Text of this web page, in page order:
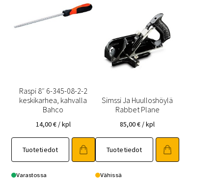
Raspi 8″ 6-345-08-2-2
keskikarhea, kahvalla
Bahco
14,00€ / kpl
Tuotetiedot
Varastossa
Simssi Ja Huulloshöylä
Rabbet Plane
85,00€ / kpl
Tuotetiedot
Vähissä